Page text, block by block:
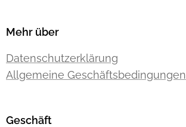
Mehr über
Datenschutzerklärung
Allgemeine Geschäftsbedingungen
Geschäft